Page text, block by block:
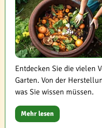
Entdecken Sie die vielen
Garten. Von der
was Sie wissen müssen.
Mehr lesen